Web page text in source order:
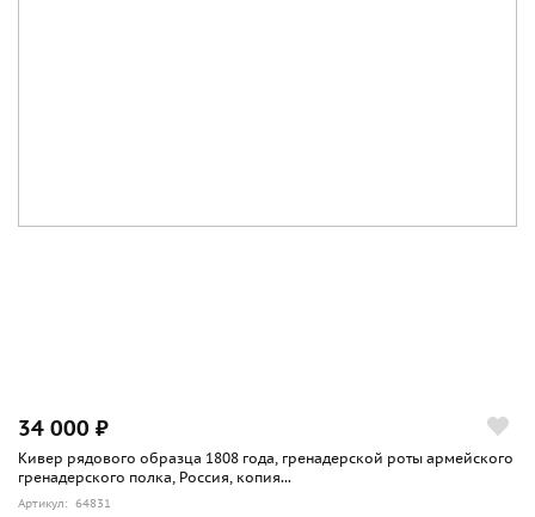
34 000 ₽
Кивер рядового образца 1808 года, гренадерской роты армейского
гренадерского полка, Россия, копия...
Артикул: 64831